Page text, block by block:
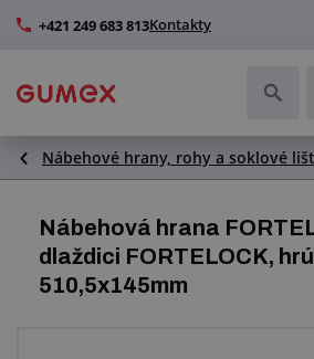
+421 249 683 813Kontakty
Hadice a ich kompletizácia
Profily a výroba tesnení
Technické plasty
Nábehové hrany, rohy a soklové
Nábehová hrana
dlaždici FORTELOCK,
510,5x145mm